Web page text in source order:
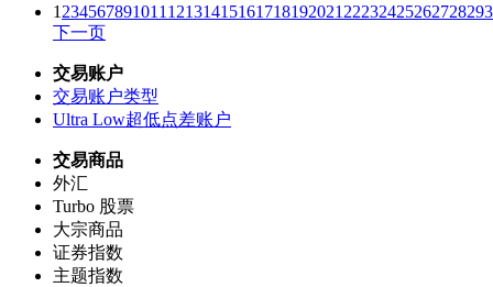
1 234567891011 12131415161718192021 2223242526272829
下一页
交易账户
交易账户类型
Ultra Low超低点差账户
交易商品
外汇
Turbo 股票
大宗商品
证券指数
主题指数